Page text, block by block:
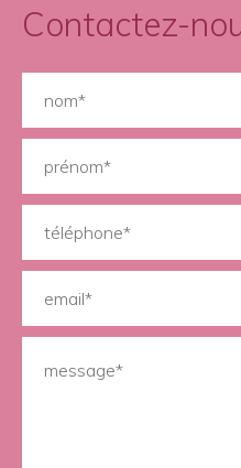
Contactez-